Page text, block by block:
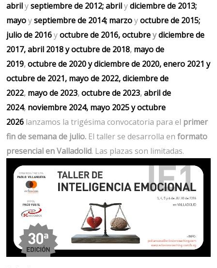
abrilyseptiembre de 2012; abrilydiciembre de 2013;
mayoyseptiembre de 2014; marzoyoctubre de 2015;
julio de 2016 y octubre de 2016, octubreydiciembre de
2017,abril 2018 yoctubrede 2018, mayo de
2019, octubrede 2020ydiciembre de 2020, enero 2021 y
octubre de 2021, mayo de 2022, diciembre de
2022, mayo de 2023,octubre de 2023,abril de
2024, noviembre 2024, mayo 2025yoctubre
2026 lanzamos la trigésima convocatoria para el primer
fin de semana de julio. El taller se desarrolla enformato
presencial en Valladolid. Las plazas son limitadas.